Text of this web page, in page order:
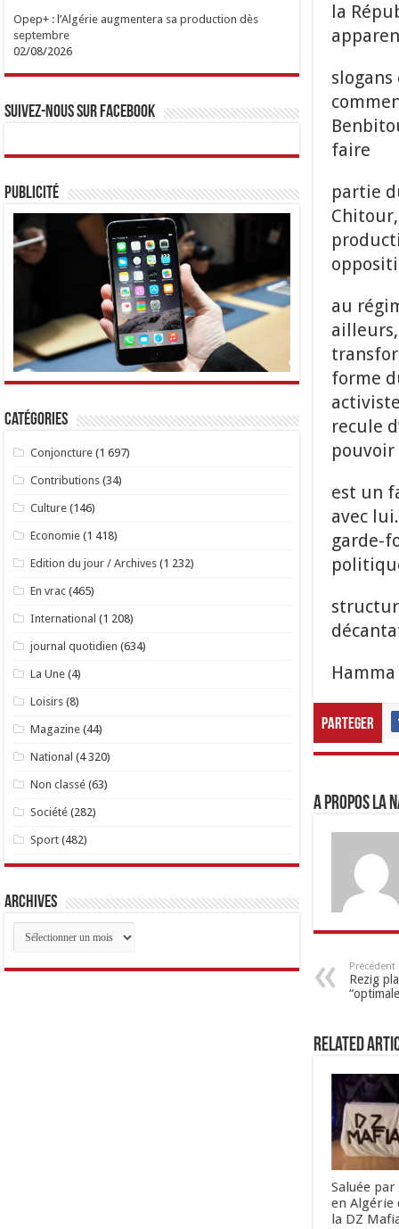
la
faire
partie
au
forme
recule
pouvoir
est un
avec
garde-
Parteger
A propos LA
Précédent
Rezig
Related
Saluée
en Algérie
la DZ
Opep+ : l’Algérie augmentera sa production dès
septembre
02/08/2026
Suivez-nous sur Facebook
Publicité
Catégories
Conjoncture (1 697)
Contributions (34)
Culture (146)
Economie (1 418)
Edition du jour / Archives (1 232)
En vrac (465)
International (1 208)
journal quotidien (634)
La Une (4)
Loisirs (8)
Magazine (44)
National (4 320)
Non classé (63)
Société (282)
Sport (482)
Archives
Archives